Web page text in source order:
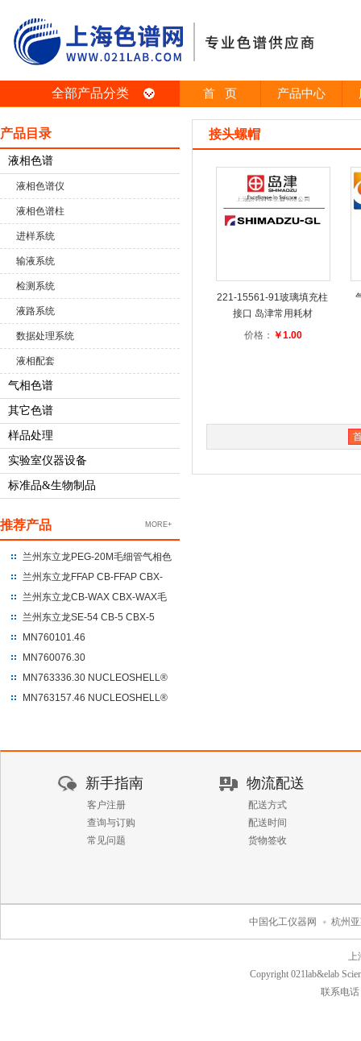
首 页 产品中心
全部产品分类
产品目录
液相色谱
液相色谱仪
液相色谱柱
进样系统
输液系统
检测系统
液路系统
数据处理系统
液相配套
气相色谱
其它色谱
样品处理
实验室仪器设备
标准品&生物制品
推荐产品 MORE+
兰州东立龙PEG-20M毛细管气相色
谱柱 聚乙二醇-20M
兰州东立龙FFAP CB-FFAP CBX-
FFAP毛细管气相色谱柱 100%硝基
兰州东立龙CB-WAX CBX-WAX毛
细管气相色谱柱 100%聚乙二醇
兰州东立龙SE-54 CB-5 CBX-5
CBX-5ms毛细管气相色谱柱 %苯
MN760101.46
NUCLEODUR®C18 Gravity
MN760076.30
NUCLEODUR®C18 Gravity
MN763336.30 NUCLEOSHELL®
HILIC 150*3.0*2.7
MN763157.46 NUCLEOSHELL®
接头螺帽
221-15561-91玻璃填充柱
接口 岛津常用耗材
价格： ￥1.00
新手指南
客户注册
查询与订购
常见问题
物流配送
配送方式
配送时间
货物签收
中国化工仪器网 杭州
上
Copyright 021lab&elab
联系电话